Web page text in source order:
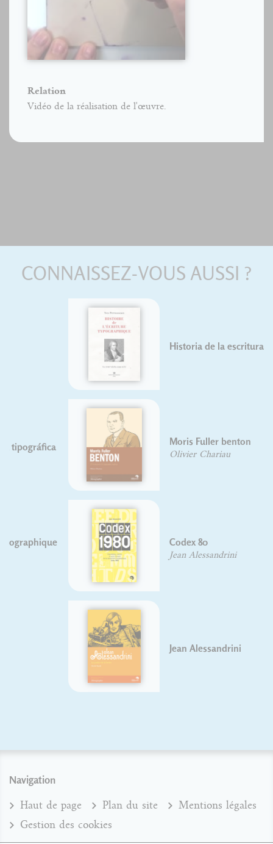
Relation
Vidéo de la réalisation de l'œuvre.
CONNAISSEZ-VOUS AUSSI ?
Historia de la escritura tipográfica
Moris Fuller benton
Olivier Chariau
Codex 80
Jean Alessandrini
Jean Alessandrini
Navigation
Haut de page Plan du site
Mentions légales
Gestion des cookies